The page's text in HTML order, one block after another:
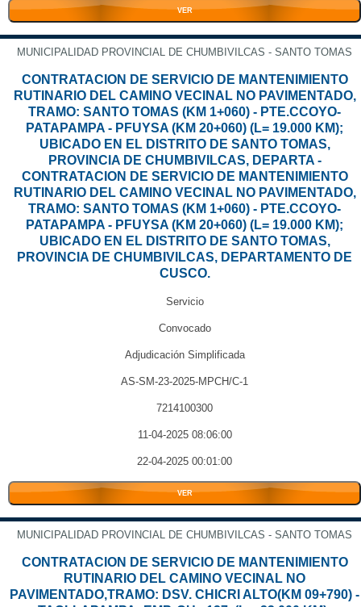
VER
MUNICIPALIDAD PROVINCIAL DE CHUMBIVILCAS - SANTO TOMAS
CONTRATACION DE SERVICIO DE MANTENIMIENTO
RUTINARIO DEL CAMINO VECINAL NO PAVIMENTADO,
TRAMO: SANTO TOMAS (KM 1+060) - PTE.CCOYO-
PATAPAMPA - PFUYSA (KM 20+060) (L= 19.000 KM);
UBICADO EN EL DISTRITO DE SANTO TOMAS,
PROVINCIA DE CHUMBIVILCAS, DEPARTA -
CONTRATACION DE SERVICIO DE MANTENIMIENTO
RUTINARIO DEL CAMINO VECINAL NO PAVIMENTADO,
TRAMO: SANTO TOMAS (KM 1+060) - PTE.CCOYO-
PATAPAMPA - PFUYSA (KM 20+060) (L= 19.000 KM);
UBICADO EN EL DISTRITO DE SANTO TOMAS,
PROVINCIA DE CHUMBIVILCAS, DEPARTAMENTO DE
CUSCO.
Servicio
Convocado
Adjudicación Simplificada
AS-SM-23-2025-MPCH/C-1
7214100300
11-04-2025 08:06:00
22-04-2025 00:01:00
VER
MUNICIPALIDAD PROVINCIAL DE CHUMBIVILCAS - SANTO TOMAS
CONTRATACION DE SERVICIO DE MANTENIMIENTO
RUTINARIO DEL CAMINO VECINAL NO
PAVIMENTADO,TRAMO: DSV. CHICRI ALTO(KM 09+790) -